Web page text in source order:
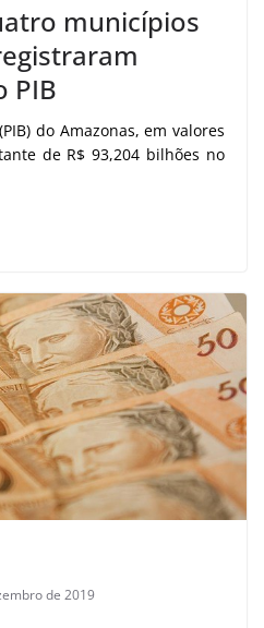
municípios
PIB
do Amazonas, em valores
de R$ 93,204 bilhões no
de 2019